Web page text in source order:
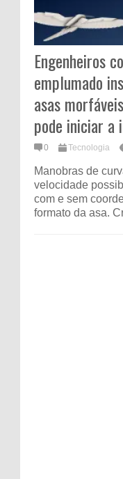
Engenheiros
emplumado
asas
pode iniciar a
0 Tecnologia
Manobras de
velocidade
com e sem
formato da asa.